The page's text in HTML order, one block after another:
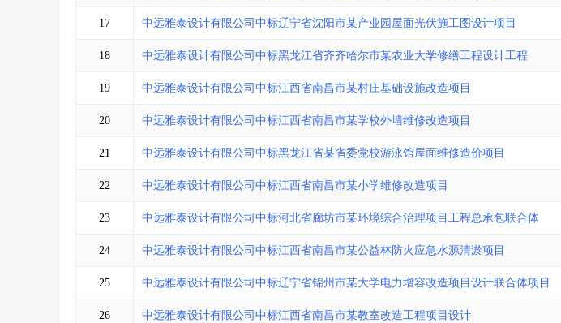
17 中远雅泰设计有限公司中标辽宁省沈阳市某产业园屋面光伏施工图设计项目
18 中远雅泰设计有限公司中标黑龙江省齐齐哈尔市某农业大学修缮工程设计工程
19 中远雅泰设计有限公司中标江西省南昌市某村庄基础设施改造项目
20 中远雅泰设计有限公司中标江西省南昌市某学校外墙维修改造项目
21 中远雅泰设计有限公司中标黑龙江省某省委党校游泳馆屋面维修造价项目
22 中远雅泰设计有限公司中标江西省南昌市某小学维修改造项目
23 中远雅泰设计有限公司中标河北省廊坊市某环境综合治理项目工程总承包联合体
24 中远雅泰设计有限公司中标江西省南昌市某公益林防火应急水源清淤项目
25 中远雅泰设计有限公司中标辽宁省锦州市某大学电力增容改造项目设计联合体项目
26 中远雅泰设计有限公司中标江西省南昌市某教室改造工程项目设计